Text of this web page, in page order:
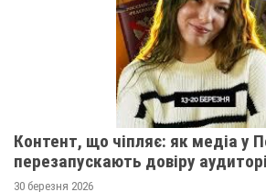
Контент, що чіпляє: як медіа у
перезапускають довіру
30 березня 2026